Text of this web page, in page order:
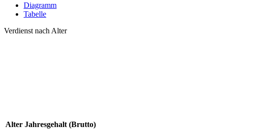
Diagramm
Tabelle
Verdienst nach Alter
Alter Jahresgehalt (Brutto)